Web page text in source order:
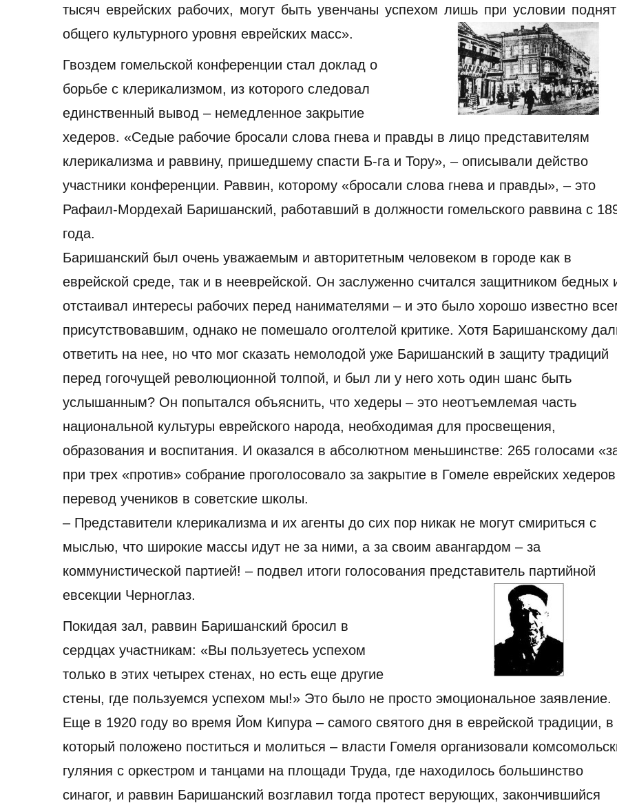
тысяч еврейских рабочих, могут быть увенчаны успехом лишь при условии
общего культурного уровня еврейских масс».
Гвоздем гомельской конференции стал доклад о
борьбе с клерикализмом, из которого следовал
единственный вывод – немедленное закрытие
хедеров. «Седые рабочие бросали слова гнева и правды в лицо представителям
клерикализма и раввину, пришедшему спасти Б-га и Тору», – описывали действо
участники конференции. Раввин, которому «бросали слова гнева и правды», – это
Рафаил-Мордехай Баришанский, работавший в должности гомельского раввина с
года.
Баришанский был очень уважаемым и авторитетным человеком в городе как в
еврейской среде, так и в нееврейской. Он заслуженно считался защитником бедных
отстаивал интересы рабочих перед нанимателями – и это было хорошо известно
присутствовавшим, однако не помешало оголтелой критике. Хотя Баришанскому
ответить на нее, но что мог сказать немолодой уже Баришанский в защиту традиций
перед гогочущей революционной толпой, и был ли у него хоть один шанс быть
услышанным? Он попытался объяснить, что хедеры – это неотъемлемая часть
национальной культуры еврейского народа, необходимая для просвещения,
образования и воспитания. И оказался в абсолютном меньшинстве: 265 голосами
при трех «против» собрание проголосовало за закрытие в Гомеле еврейских
перевод учеников в советские школы.
– Представители клерикализма и их агенты до сих пор никак не могут смириться с
мыслью, что широкие массы идут не за ними, а за своим авангардом – за
коммунистической партией! – подвел итоги голосования представитель партийной
евсекции Черноглаз.
Покидая зал, раввин Баришанский бросил в
сердцах участникам: «Вы пользуетесь успехом
только в этих четырех стенах, но есть еще другие
стены, где пользуемся успехом мы!» Это было не просто эмоциональное заявление.
Еще в 1920 году во время Йом Кипура – самого святого дня в еврейской традиции, в
который положено поститься и молиться – власти Гомеля организовали
гуляния с оркестром и танцами на площади Труда, где находилось большинство
синагог, и раввин Баришанский возглавил тогда протест верующих, закончившийся